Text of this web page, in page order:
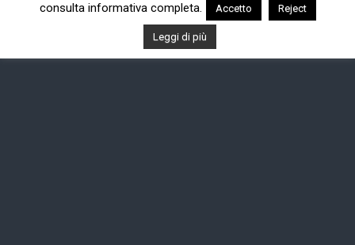
consulta informativa completa.
Accetto Reject
Leggi di più